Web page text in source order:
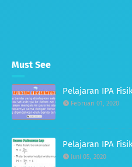
Must See
Pelajaran IPA
Februari 01, 2020
Pelajaran IPA
Juni 05, 2020